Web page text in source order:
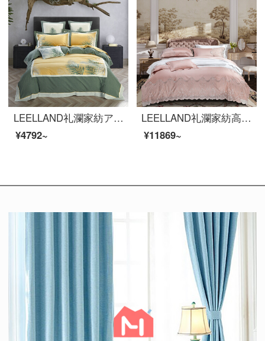
LEELLAND礼瀾家紡アメリカ式色織水洗い綿刺繍全綿寝具四点セット純綿ベッド用品茂林1.8-2.0メートルベッド/220*240 cm
¥4792~
LEELLAND礼瀾家紡高級100本のフランス風レースの綿の寝具四点セットの見本板間姫風ベッド用品セットエリスロス1.8-2.0メートルベッド/220*240 cm
¥11869~